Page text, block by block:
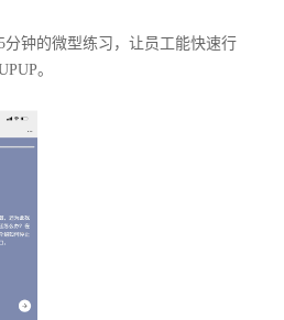
分钟的微型练习，让员工能快速行
。